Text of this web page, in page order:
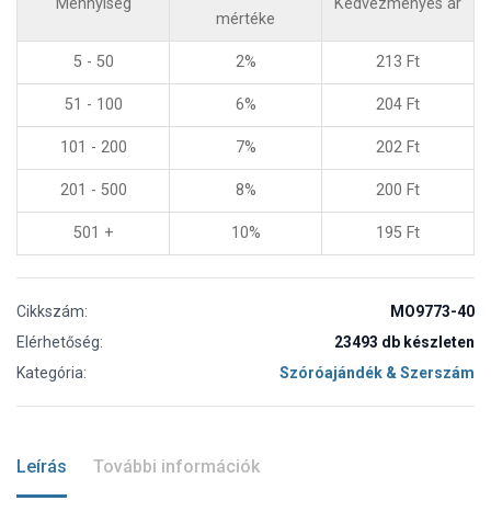
mértéke
5 - 50 2% 213 Ft
51 - 100 6% 204 Ft
101 - 200 7% 202 Ft
201 - 500 8% 200 Ft
501 + 10% 195 Ft
Cikkszám:
MO9773-40
Elérhetőség:
23493 db készleten
Kategória:
Szóróajándék & Szerszám
Leírás További információk